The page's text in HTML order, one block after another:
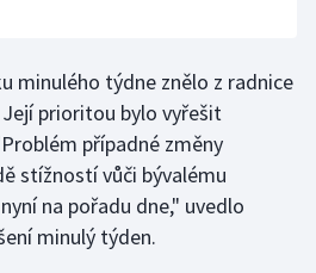
minulého týdne znělo z radnice
prioritou bylo vyřešit
případné změny
stížností vůči bývalému
na pořadu dne," uvedlo
minulý týden.